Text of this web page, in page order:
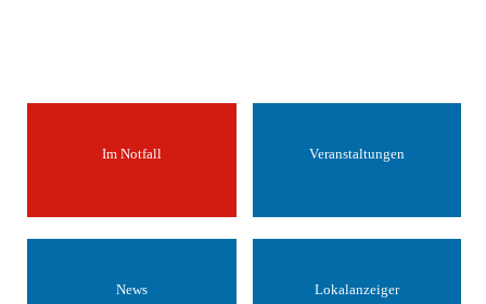
Im Notfall Veranstaltungen
News Lokalanzeiger